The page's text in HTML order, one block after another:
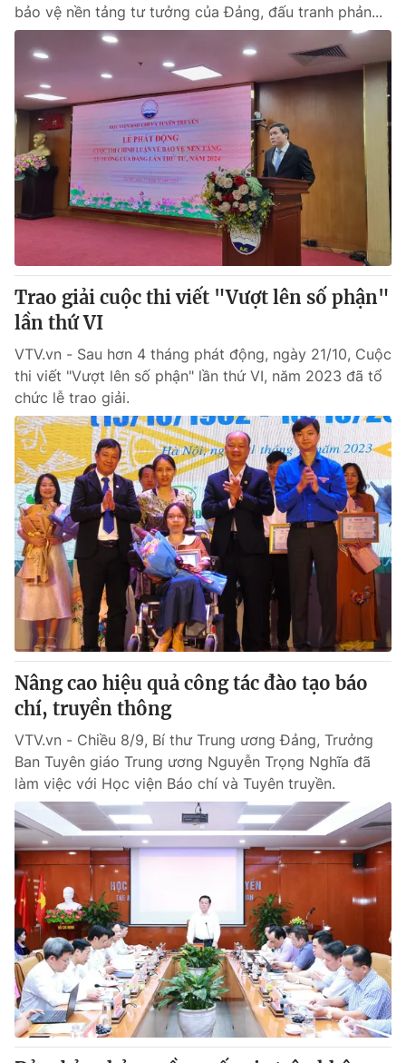
bảo vệ nền tảng tư tưởng của Đảng, đấu tranh phản...
Trao giải cuộc thi viết "Vượt lên số phận"
lần thứ VI
VTV.vn - Sau hơn 4 tháng phát động, ngày 21/10, Cuộc
thi viết "Vượt lên số phận" lần thứ VI, năm 2023 đã tổ
chức lễ trao giải.
Nâng cao hiệu quả công tác đào tạo báo
chí, truyền thông
VTV.vn - Chiều 8/9, Bí thư Trung ương Đảng, Trưởng
Ban Tuyên giáo Trung ương Nguyễn Trọng Nghĩa đã
làm việc với Học viện Báo chí và Tuyên truyền.